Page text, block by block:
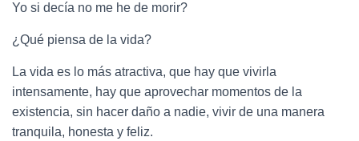
Yo si decía no me he de morir?
¿Qué piensa de la vida?
La vida es lo más atractiva, que hay que vivirla
intensamente, hay que aprovechar momentos de la
existencia, sin hacer daño a nadie, vivir de una manera
tranquila, honesta y feliz.